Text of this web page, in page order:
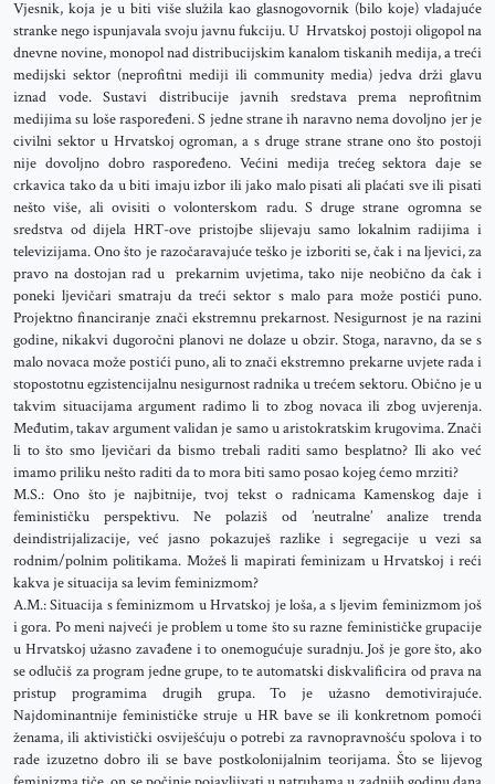
Vjesnik, koja je u biti više služila kao glasnogovornik (bilo koje) vladajuće
stranke nego ispunjavala svoju javnu fukciju. U Hrvatskoj postoji oligopol na
dnevne novine, monopol nad distribucijskim kanalom tiskanih medija, a treći
medijski sektor (neprofitni mediji ili community media) jedva drži glavu
iznad vode. Sustavi distribucije javnih sredstava prema neprofitnim
medijima su loše raspoređeni. S jedne strane ih naravno nema dovoljno jer je
civilni sektor u Hrvatskoj ogroman, a s druge strane strane ono što postoji
nije dovoljno dobro raspoređeno. Većini medija trećeg sektora daje se
crkavica tako da u biti imaju izbor ili jako malo pisati ali plaćati sve ili pisati
nešto više, ali ovisiti o volonterskom radu. S druge strane ogromna se
sredstva od dijela HRT-ove pristojbe slijevaju samo lokalnim radijima i
televizijama. Ono što je razočaravajuće teško je izboriti se, čak i na ljevici, za
pravo na dostojan rad u prekarnim uvjetima, tako nije neobično da čak i
poneki ljevičari smatraju da treći sektor s malo para može postići puno.
Projektno financiranje znači ekstremnu prekarnost. Nesigurnost je na razini
godine, nikakvi dugoročni planovi ne dolaze u obzir. Stoga, naravno, da se s
malo novaca može postići puno, ali to znači ekstremno prekarne uvjete rada i
stopostotnu egzistencijalnu nesigurnost radnika u trećem sektoru. Obično je u
takvim situacijama argument radimo li to zbog novaca ili zbog uvjerenja.
Međutim, takav argument validan je samo u aristokratskim krugovima. Znači
li to što smo ljevičari da bismo trebali raditi samo besplatno? Ili ako već
imamo priliku nešto raditi da to mora biti samo posao kojeg ćemo mrziti?
M.S.: Ono što je najbitnije, tvoj tekst o radnicama Kamenskog daje i
feminističku perspektivu. Ne polaziš od ’neutralne’ analize trenda
deindistrijalizacije, već jasno pokazuješ razlike i segregacije u vezi sa
rodnim/polnim politikama. Možeš li mapirati feminizam u Hrvatskoj i reći
kakva je situacija sa levim feminizmom?
A.M.: Situacija s feminizmom u Hrvatskoj je loša, a s ljevim feminizmom još
i gora. Po meni najveći je problem u tome što su razne feminističke grupacije
u Hrvatskoj užasno zavađene i to onemogućuje suradnju. Još je gore što, ako
se odlučiš za program jedne grupe, to te automatski diskvalificira od prava na
pristup programima drugih grupa. To je užasno demotivirajuće.
Najdominantnije feminističke struje u HR bave se ili konkretnom pomoći
ženama, ili aktivistički osviješćuju o potrebi za ravnopravnošću spolova i to
rade izuzetno dobro ili se bave postkolonijalnim teorijama. Što se lijevog